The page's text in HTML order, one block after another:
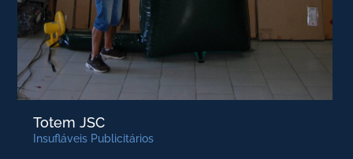
Totem JSC
Insufláveis Publicitários